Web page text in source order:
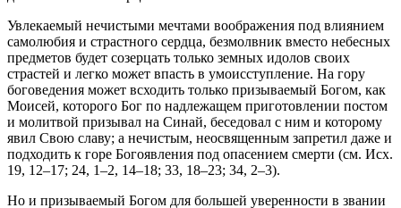
Увлекаемый нечистыми мечтами воображения под влиянием
самолюбия и страстного сердца, безмолвник вместо небесных
предметов будет созерцать только земных идолов своих
страстей и легко может впасть в умоисступление. На гору
боговедения может всходить только призываемый Богом, как
Моисей, которого Бог по надлежащем приготовлении постом
и молитвой призывал на Синай, беседовал с ним и которому
явил Свою славу; а нечистым, неосвященным запретил даже и
подходить к горе Богоявления под опасением смерти (см. Исх.
19, 12–17; 24, 1–2, 14–18; 33, 18–23; 34, 2–3).
Но и призываемый Богом для большей уверенности в звании